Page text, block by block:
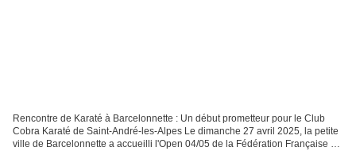
Rencontre de Karaté à Barcelonnette : Un début prometteur pour le Club
Cobra Karaté de Saint-André-les-Alpes Le dimanche 27 avril 2025, la petite
ville de Barcelonnette a accueilli l'Open 04/05 de la Fédération Française de